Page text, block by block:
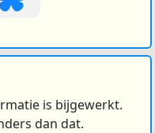
is bijgewerkt.
dan dat.